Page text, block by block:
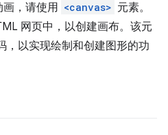
，请使用 <canvas> 元素。
网页中，以创建画布。该元
，以实现绘制和创建图形的功